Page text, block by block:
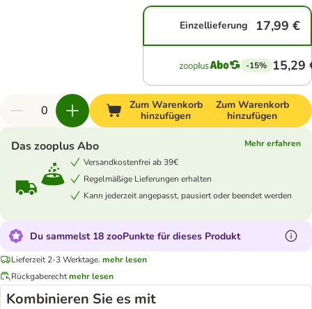
Einzellieferung 17,99 €
-15% 15,29
Zum Warenkorb
hinzufügen
Zum Warenkorb
hinzufügen
Das zooplus Abo
Mehr erfahren
Versandkostenfrei ab 39€
Regelmäßige Lieferungen erhalten
Kann jederzeit angepasst, pausiert oder beendet werden
Du sammelst 18 zooPunkte für dieses Produkt
Lieferzeit 2-3 Werktage. mehr lesen
Rückgaberechtmehr lesen
Kombinieren Sie es mit